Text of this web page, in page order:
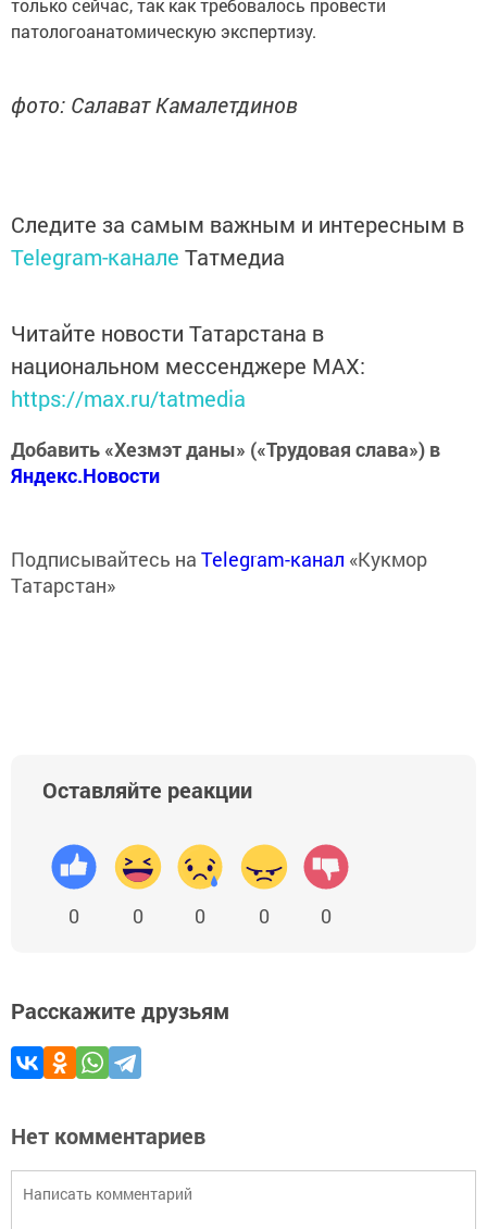
только сейчас, так как требовалось провести
патологоанатомическую экспертизу.
фото: Салават Камалетдинов
Следите за самым важным и интересным в
Telegram-канале Татмедиа
Читайте новости Татарстана в
национальном мессенджере MАХ:
https://max.ru/tatmedia
Добавить «Хезмэт даны» («Трудовая слава») в
Яндекс.Новости
Подписывайтесь на Telegram-канал «Кукмор
Татарстан»
Оставляйте реакции
0 0 0 0 0
Расскажите друзьям
Нет комментариев